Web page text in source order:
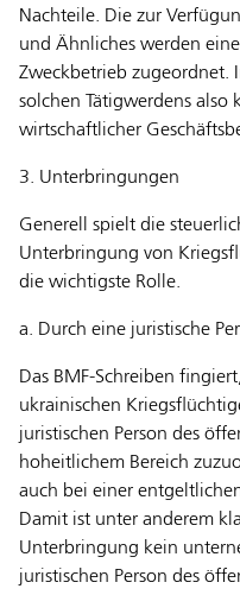
Nachteile. Die zur
und Ähnliches werden
Zweckbetrieb zugeordnet.
solchen Tätigwerdens also
wirtschaftlicher
3. Unterbringungen
Generell spielt die
Unterbringung von
die wichtigste Rolle.
a. Durch eine juristische
Das BMF-Schreiben
ukrainischen
juristischen Person des
hoheitlichem Bereich
auch bei einer
Damit ist unter anderem
Unterbringung kein
juristischen Person des